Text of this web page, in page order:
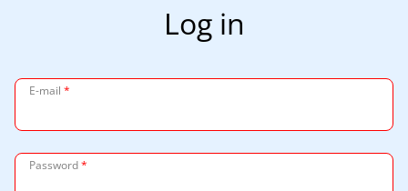
Log in
E-mail *
Password*